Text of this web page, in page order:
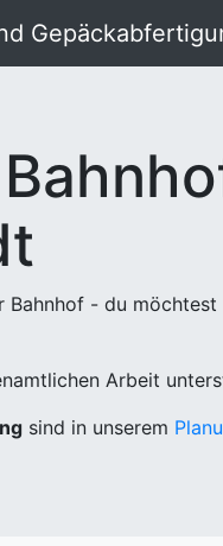
- du
Arbeit
sind in unserem